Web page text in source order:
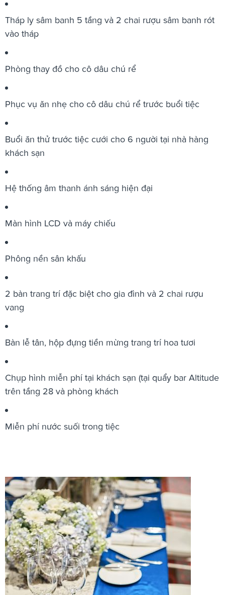
Tháp ly sâm banh 5 tầng và 2 chai rượu sâm banh rót
vào tháp
Phòng thay đồ cho cô dâu chú rể
Phục vụ ăn nhẹ cho cô dâu chú rể trước buổi tiệc
Buổi ăn thử trước tiệc cưới cho 6 người tại nhà hàng
khách sạn
Hệ thống âm thanh ánh sáng hiện đại
Màn hình LCD và máy chiếu
Phông nền sân khấu
2 bàn trang trí đặc biệt cho gia đình và 2 chai rượu
vang
Bàn lễ tân, hộp đựng tiền mừng trang trí hoa tươi
Chụp hình miễn phí tại khách sạn (tại quẩy bar Altitude
trên tầng 28 và phòng khách
Miễn phí nước suối trong tiệc